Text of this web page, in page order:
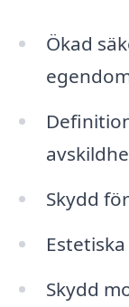
Ökad
Skydd
Skydd